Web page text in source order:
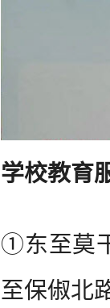
学校教育
①东至莫
至保俶北